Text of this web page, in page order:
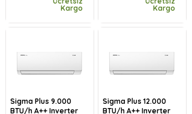
Kargo
Sigma Plus 9.000
BTU/h A++ Inverter
Kargo
Sigma Plus 12.000
BTU/h A++ Inverter